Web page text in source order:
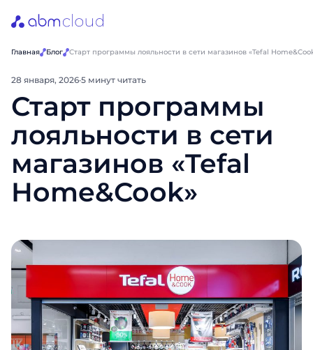
Главная Блог Старт программы лояльности в сети магазинов «Tefal
28 января, 2026·5 минут читать
Старт программы
лояльности в сети
магазинов «Tefal
Home&Cook»